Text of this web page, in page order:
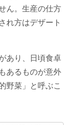
ん。生産の仕方
れ方はデザート
あり、日頃食卓
あるものが意外
野菜」と呼ぶこ